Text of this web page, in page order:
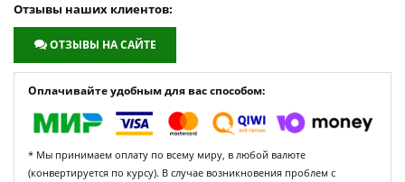
Отзывы наших клиентов:
ОТЗЫВЫ НА САЙТЕ
Оплачивайте удобным для вас способом:
* Мы принимаем оплату по всему миру, в любой валюте
(конвертируется по курсу). В случае возникновения проблем с